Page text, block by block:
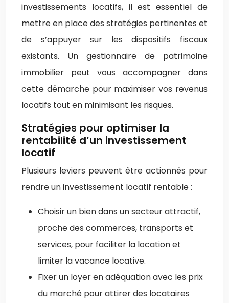
investissements locatifs, il est essentiel de
mettre en place des stratégies pertinentes et
de s’appuyer sur les dispositifs fiscaux
existants. Un gestionnaire de patrimoine
immobilier peut vous accompagner dans
cette démarche pour maximiser vos revenus
locatifs tout en minimisant les risques.
Stratégies pour optimiser la
rentabilité d’un investissement
locatif
Plusieurs leviers peuvent être actionnés pour
rendre un investissement locatif rentable :
Choisir un bien dans un secteur attractif,
proche des commerces, transports et
services, pour faciliter la location et
limiter la vacance locative.
Fixer un loyer en adéquation avec les prix
du marché pour attirer des locataires